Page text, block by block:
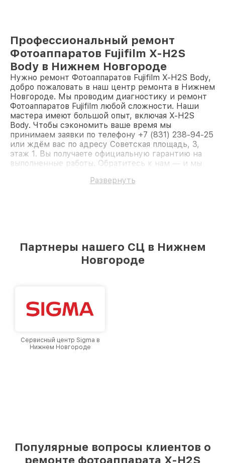
Профессиональный ремонт
Фотоаппаратов Fujifilm X-H2S
Body в Нижнем Новгороде
Нужно ремонт Фотоаппаратов Fujifilm X-H2S Body,
добро пожаловать в наш центр ремонта в Нижнем
Новгороде. Мы проводим диагностику и ремонт
Фотоаппаратов Fujifilm любой сложности. Наши
мастера имеют большой опыт, включая X-H2S
Body. Чтобы сэкономить ваше время мы
принимаем заявки по телефону +7 (831) 238-94-25
или ждём вас по адресу Советская площадь, 3,
этаж 1. Вы получаете официальную гарантию на
выполненные работы. Обратитесь к нам — и мы
Развернуть
Партнеры нашего СЦ в Нижнем
Новгороде
Сервисный центр Sigma в
Нижнем Новгороде
Популярные вопросы клиентов о
ремонте фотоаппарата X-H2S